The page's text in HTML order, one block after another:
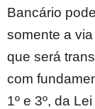
Bancário
somente a
que será
com
1º e 3º, da